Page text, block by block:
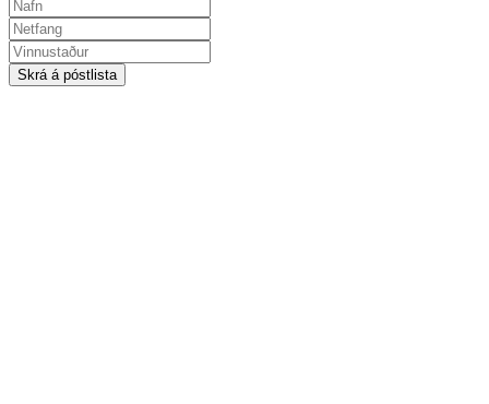
Skrá á póstlista